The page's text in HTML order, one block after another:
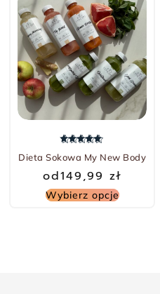
Dieta Sokowa My New Body
od149,99 zł
Wybierz opcje